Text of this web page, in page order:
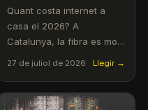
Quant costa internet a
casa el 2026? A
Catalunya, la fibra es mou
300 Mb, 600 Mb i 1 Gb,
27 de juliol de 2026 Llegir →